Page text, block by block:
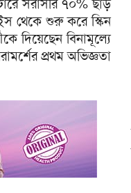
সরাসরি ৭০% ছাড়
থেকে শুরু করে স্কিন
দিয়েছেন বিনামূল্যে
প্রথম অভিজ্ঞতা